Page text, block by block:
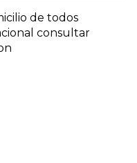
de todos
consultar